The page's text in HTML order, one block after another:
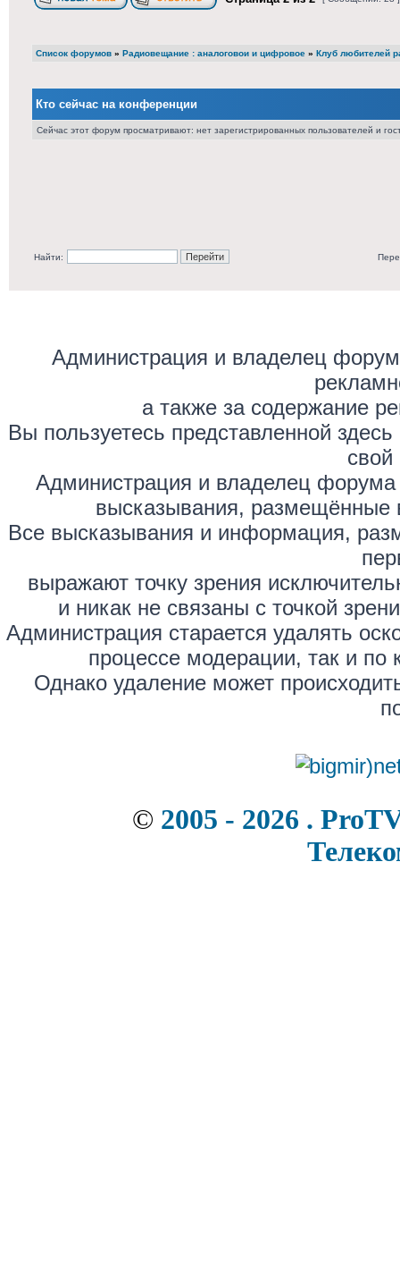
Список форумов » Радиовещание : аналоговои и цифровое » Клуб любителей
Кто сейчас на конференции
Сейчас этот форум просматривают: нет зарегистрированных пользователей и
Найти:
Администрация и владелец
а также за содержание
Вы пользуетесь представленной
свой
Администрация и владелец форума
высказывания, размещённые
Все высказывания и информация,
выражают точку зрения
и никак не связаны с точкой
Администрация старается удалять
процессе модерации, так и по
Однако удаление может
© 2005 - 2026 .